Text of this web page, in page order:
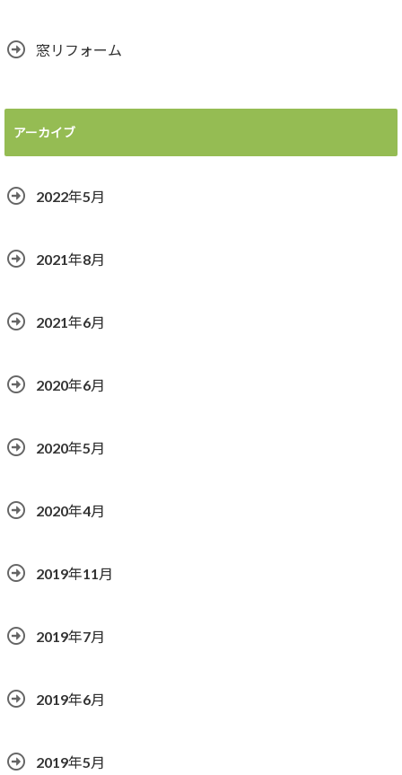
窓リフォーム
アーカイブ
2022年5月
2021年8月
2021年6月
2020年6月
2020年5月
2020年4月
2019年11月
2019年7月
2019年6月
2019年5月